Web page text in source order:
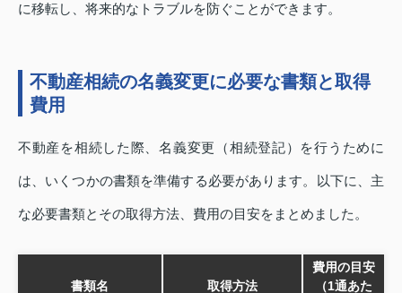
に移転し、将来的なトラブルを防ぐことができます。
不動産相続の名義変更に必要な書類と取得
費用
不動産を相続した際、名義変更（相続登記）を行うために
は、いくつかの書類を準備する必要があります。以下に、主
な必要書類とその取得方法、費用の目安をまとめました。
書類名 取得方法
費用の目安
（1通あた